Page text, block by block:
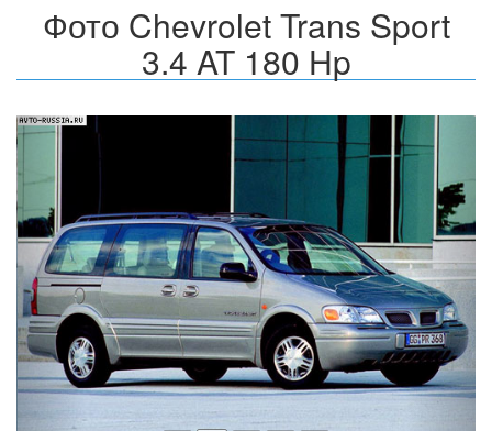
Фото Chevrolet Trans Sport
3.4 AT 180 Hp
Назад